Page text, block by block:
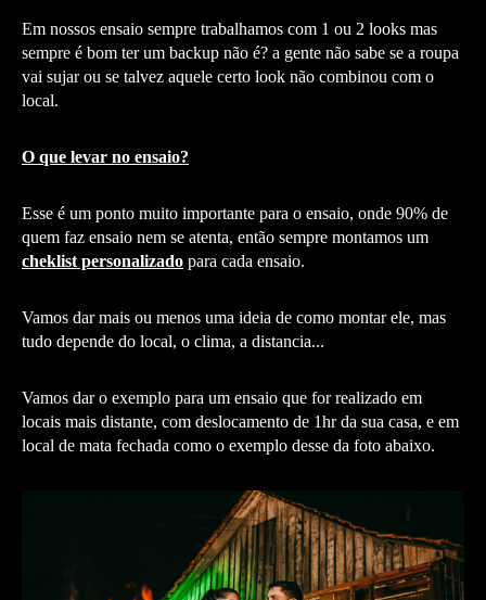
Em nossos ensaio sempre trabalhamos com 1 ou 2 looks mas
sempre é bom ter um backup não é? a gente não sabe se a roupa
vai sujar ou se talvez aquele certo look não combinou com o
local.
O que levar no ensaio?
Esse é um ponto muito importante para o ensaio, onde 90% de
quem faz ensaio nem se atenta, então sempre montamos um
cheklist personalizado para cada ensaio.
Vamos dar mais ou menos uma ideia de como montar ele, mas
tudo depende do local, o clima, a distancia...
Vamos dar o exemplo para um ensaio que for realizado em
locais mais distante, com deslocamento de 1hr da sua casa, e em
local de mata fechada como o exemplo desse da foto abaixo.